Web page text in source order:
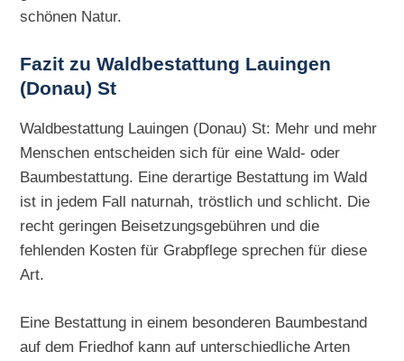
schönen Natur.
Fazit zu Waldbestattung Lauingen
(Donau) St
Waldbestattung Lauingen (Donau) St: Mehr und mehr
Menschen entscheiden sich für eine Wald- oder
Baumbestattung. Eine derartige Bestattung im Wald
ist in jedem Fall naturnah, tröstlich und schlicht. Die
recht geringen Beisetzungsgebühren und die
fehlenden Kosten für Grabpflege sprechen für diese
Art.
Eine Bestattung in einem besonderen Baumbestand
auf dem Friedhof kann auf unterschiedliche Arten